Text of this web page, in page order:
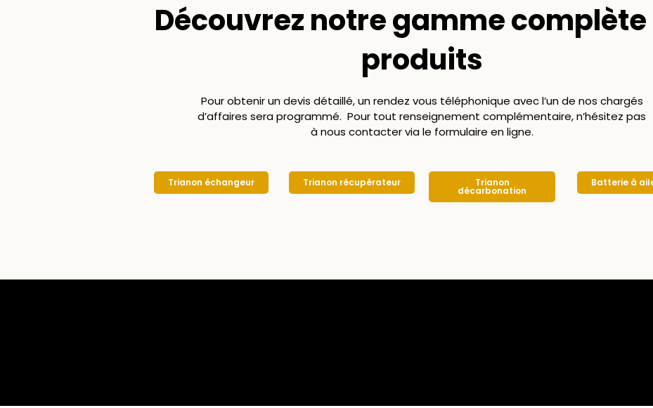
Découvrez notre gamme complète
produits
Pour obtenir un devis détaillé, un rendez vous téléphonique avec l’un de nos chargés
d’affaires sera programmé. Pour tout renseignement complémentaire, n’hésitez pas
à nous contacter via le formulaire en ligne.
Trianon échangeur Trianon récupérateur Trianon
décarbonation
Batterie à